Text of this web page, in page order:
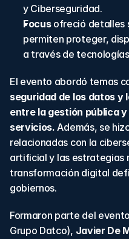
y Ciberseguridad.
Focus ofreció detalles
permiten proteger,
a través de
El evento abordó temas
seguridad de los datos
entre la gestión pública
servicios. Además, se
relacionadas con la
artificial y las estrategias
transformación digital
gobiernos.
Formaron parte del evento
Grupo Datco), Javier De